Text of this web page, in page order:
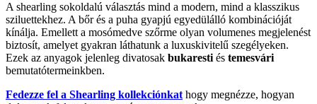
A shearling sokoldalú választás mind a modern, mind a klasszikus
sziluettekhez. A bőr és a puha gyapjú egyedülálló kombinációját
kínálja. Emellett a mosómedve szőrme olyan volumenes megjelenést
biztosít, amelyet gyakran láthatunk a luxuskivitelű szegélyeken.
Ezek az anyagok jelenleg divatosak bukaresti és temesvári
bemutatótermeinkben.
Fedezze fel a Shearling kollekciónkat hogy megnézze, hogyan